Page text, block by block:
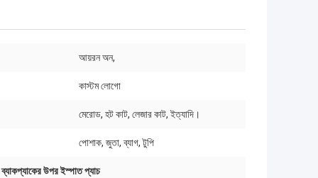
আয়রন অন,
কাস্টম লোগো
মেরোড, হট কাট, লেজার কাট, ইত্যাদি।
পোশাক, জুতা, ব্যাগ, টুপি
ব্যাকপ্যাকের উপর ইস্পাত প্যাচ